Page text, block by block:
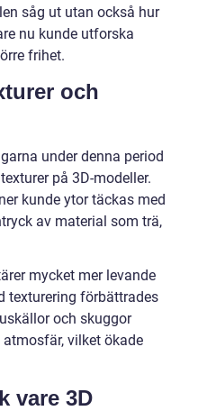
såg ut utan också hur
nu kunde utforska
frihet.
och
under denna period
på 3D-modeller.
kunde ytor täckas med
av material som trä,
mycket mer levande
texturering förbättrades
och skuggor
vilket ökade
vare 3D